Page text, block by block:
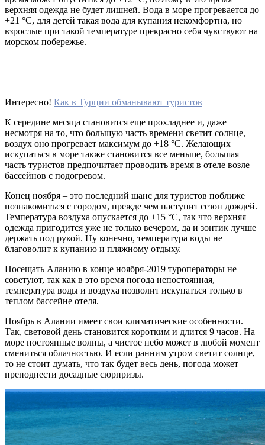
верхняя одежда не будет лишней. Вода в море прогревается до
+21 °С, для детей такая вода для купания некомфортна, но
взрослые при такой температуре прекрасно себя чувствуют на
морском побережье.
Интересно! Как в Турции обманывают туристов
К середине месяца становится еще прохладнее и, даже
несмотря на то, что большую часть времени светит солнце,
воздух оно прогревает максимум до +18 °С. Желающих
искупаться в море также становится все меньше, большая
часть туристов предпочитает проводить время в отеле возле
бассейнов с подогревом.
Конец ноября – это последний шанс для туристов поближе
познакомиться с городом, прежде чем наступит сезон дождей.
Температура воздуха опускается до +15 °С, так что верхняя
одежда пригодится уже не только вечером, да и зонтик лучше
держать под рукой. Ну конечно, температура воды не
благоволит к купанию и пляжному отдыху.
Посещать Аланию в конце ноября-2019 туроператоры не
советуют, так как в это время погода непостоянная,
температура воды и воздуха позволит искупаться только в
теплом бассейне отеля.
Ноябрь в Алании имеет свои климатические особенности.
Так, световой день становится коротким и длится 9 часов. На
море постоянные волны, а чистое небо может в любой момент
смениться облачностью. И если ранним утром светит солнце,
то не стоит думать, что так будет весь день, погода может
преподнести досадные сюрпризы.